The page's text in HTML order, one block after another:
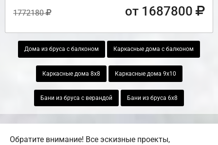
1772180 от 1687800
Дома из бруса с балконом Каркасные дома с балконом
Каркасные дома 8х8 Каркасные дома 9х10
Бани из бруса с верандой Бани из бруса 6х8
Обратите внимание! Все эскизные проекты,